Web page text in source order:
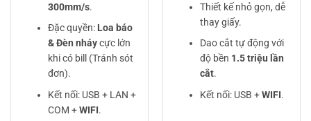
300mm/s.
Đặc quyền: Loa báo
& Đèn nháycực lớn
khi có bill (Tránh sót
đơn).
Kết nối: USB + LAN +
COM +WIFI.
Thiết kế nhỏ gọn, dễ
thay giấy.
Dao cắt tự động với
độ bền 1.5 triệu lần
cắt.
Kết nối: USB +WIFI.